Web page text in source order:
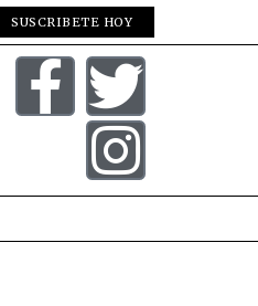
SUSCRIBETE HOY